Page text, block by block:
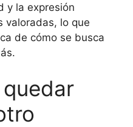
y la expresión
valoradas, lo que
de cómo se busca